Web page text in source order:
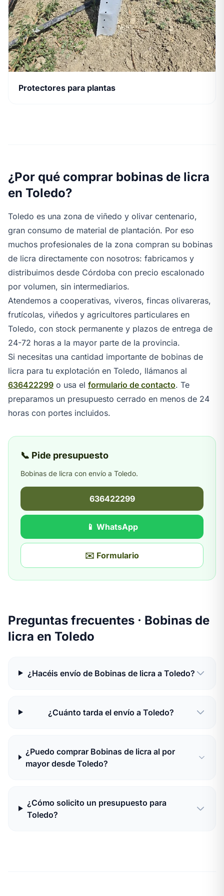
Protectores para plantas
¿Por qué comprar bobinas de licra
en Toledo?
Toledo es una zona de viñedo y olivar centenario,
gran consumo de material de plantación. Por eso
muchos profesionales de la zona compran su bobinas
de licra directamente con nosotros: fabricamos y
distribuimos desde Córdoba con precio escalonado
por volumen, sin intermediarios.
Atendemos a cooperativas, viveros, fincas olivareras,
frutícolas, viñedos y agricultores particulares en
Toledo, con stock permanente y plazos de entrega de
24-72 horas a la mayor parte de la provincia.
Si necesitas una cantidad importante de bobinas de
licra para tu explotación en Toledo, llámanos al
636422299 o usa el formulario de contacto. Te
preparamos un presupuesto cerrado en menos de 24
horas con portes incluidos.
📞 Pide presupuesto
Bobinas de licra con envío a Toledo.
636422299
📱 WhatsApp
✉️ Formulario
Preguntas frecuentes · Bobinas de
licra en Toledo
¿Hacéis envío de Bobinas de licra a Toledo?
¿Cuánto tarda el envío a Toledo?
¿Puedo comprar Bobinas de licra al por
mayor desde Toledo?
¿Cómo solicito un presupuesto para
Toledo?